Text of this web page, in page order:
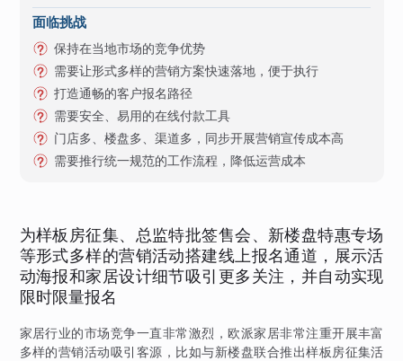
面临挑战
保持在当地市场的竞争优势
需要让形式多样的营销方案快速落地，便于执行
打造通畅的客户报名路径
需要安全、易用的在线付款工具
门店多、楼盘多、渠道多，同步开展营销宣传成本高
需要推行统一规范的工作流程，降低运营成本
为样板房征集、总监特批签售会、新楼盘特惠专场
等形式多样的营销活动搭建线上报名通道，展示活
动海报和家居设计细节吸引更多关注，并自动实现
限时限量报名
家居行业的市场竞争一直非常激烈，欧派家居非常注重开展丰富
多样的营销活动吸引客源，比如与新楼盘联合推出样板房征集活